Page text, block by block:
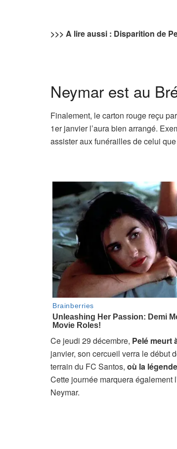
>>> A lire aussi : Disparition de
Neymar est au
Finalement, le carton rouge reçu
1er janvier l’aura bien arrangé.
assister aux funérailles de celui
Ce jeudi 29 décembre, Pelé meurt
janvier, son cercueil verra le début
terrain du FC Santos, où la
Cette journée marquera également
Neymar.